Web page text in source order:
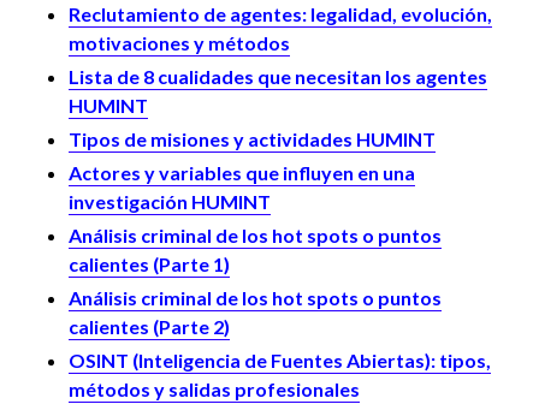
Reclutamiento de agentes: legalidad, evolución,
motivaciones y métodos
Lista de 8 cualidades que necesitan los agentes
HUMINT
Tipos de misiones y actividades HUMINT
Actores y variables que influyen en una
investigación HUMINT
Análisis criminal de los hot spots o puntos
calientes (Parte 1)
Análisis criminal de los hot spots o puntos
calientes (Parte 2)
OSINT (Inteligencia de Fuentes Abiertas): tipos,
métodos y salidas profesionales